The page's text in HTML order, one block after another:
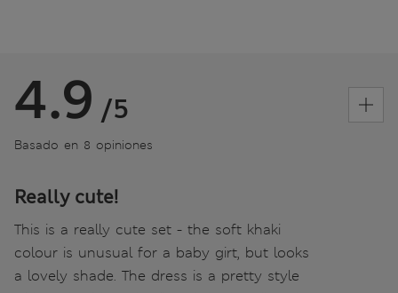
4.9 /5
Basado en 8 opiniones
Really cute!
This is a really cute set - the soft khaki
colour is unusual for a baby girt, but looks
a lovely shade. The dress is a pretty style